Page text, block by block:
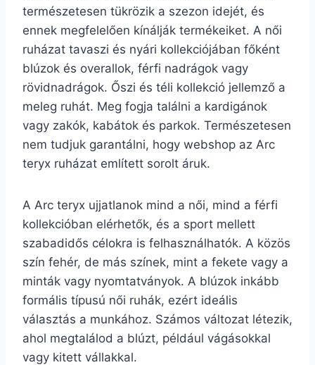
természetesen tükrözik a szezon idejét, és
ennek megfelelően kínálják termékeiket. A női
ruházat tavaszi és nyári kollekciójában főként
blúzok és overallok, férfi nadrágok vagy
rövidnadrágok. Őszi és téli kollekció jellemző a
meleg ruhát. Meg fogja találni a kardigánok
vagy zakók, kabátok és parkok. Természetesen
nem tudjuk garantálni, hogy webshop az Arc
teryx ruházat említett sorolt áruk.
A Arc teryx ujjatlanok mind a női, mind a férfi
kollekcióban elérhetők, és a sport mellett
szabadidős célokra is felhasználhatók. A közös
szín fehér, de más színek, mint a fekete vagy a
minták vagy nyomtatványok. A blúzok inkább
formális típusú női ruhák, ezért ideális
választás a munkához. Számos változat létezik,
ahol megtalálod a blúzt, például vágásokkal
vagy kitett vállakkal.